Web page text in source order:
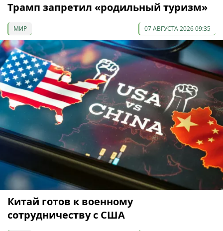
Трамп запретил «родильный туризм»
МИР 07 АВГУСТА 2026 09:35
Китай готов к военному
сотрудничеству с США